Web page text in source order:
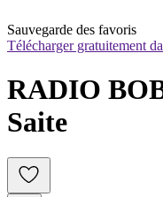
Sauvegarde des favoris
Télécharger gratuitement
RADIO
Saite